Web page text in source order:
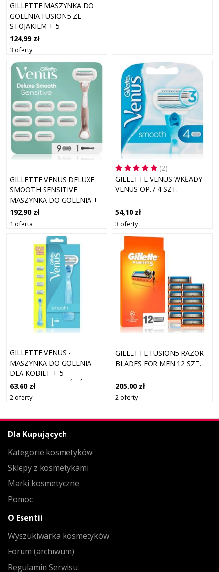
GILLETTE MASZYNKA DO
GOLENIA FUSION5 ZE
STOJAKIEM + 5
ZAPASOWYCH OSTRZY
124,99 zł
3 oferty
GILLETTE VENUS DELUXE
SMOOTH SENSITIVE
MASZYNKA DO GOLENIA +
OSTRZA WYMIENNE 9 SZT.
192,90 zł
1 oferta
(2)
GILLETTE VENUS WKŁADY
VENUS OP. / 4 SZT.
54,10 zł
3 oferty
GILLETTE VENUS -
MASZYNKA DO GOLENIA
DLA KOBIET + 5
WYMIENNYCH KOŃCÓWEK
63,60 zł
2 oferty
GILLETTE FUSION5 RAZOR
BLADES FOR MEN 12 SZT.
205,00 zł
2 oferty
Dla Kupujących
Kategorie kosmetyków
Sklepy z kosmetykami
Marki kosmetyczne
Pomoc
O Esentii
Wyszukiwarka kosmetyków
Forum (archiwum)
Regulamin Serwisu